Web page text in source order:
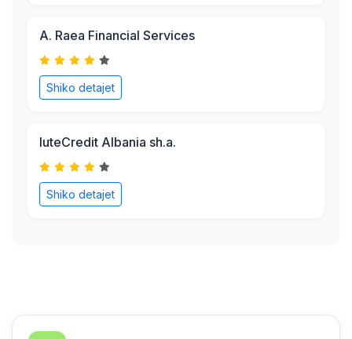
A. Raea Financial Services
Shiko detajet
IuteCredit Albania sh.a.
Shiko detajet